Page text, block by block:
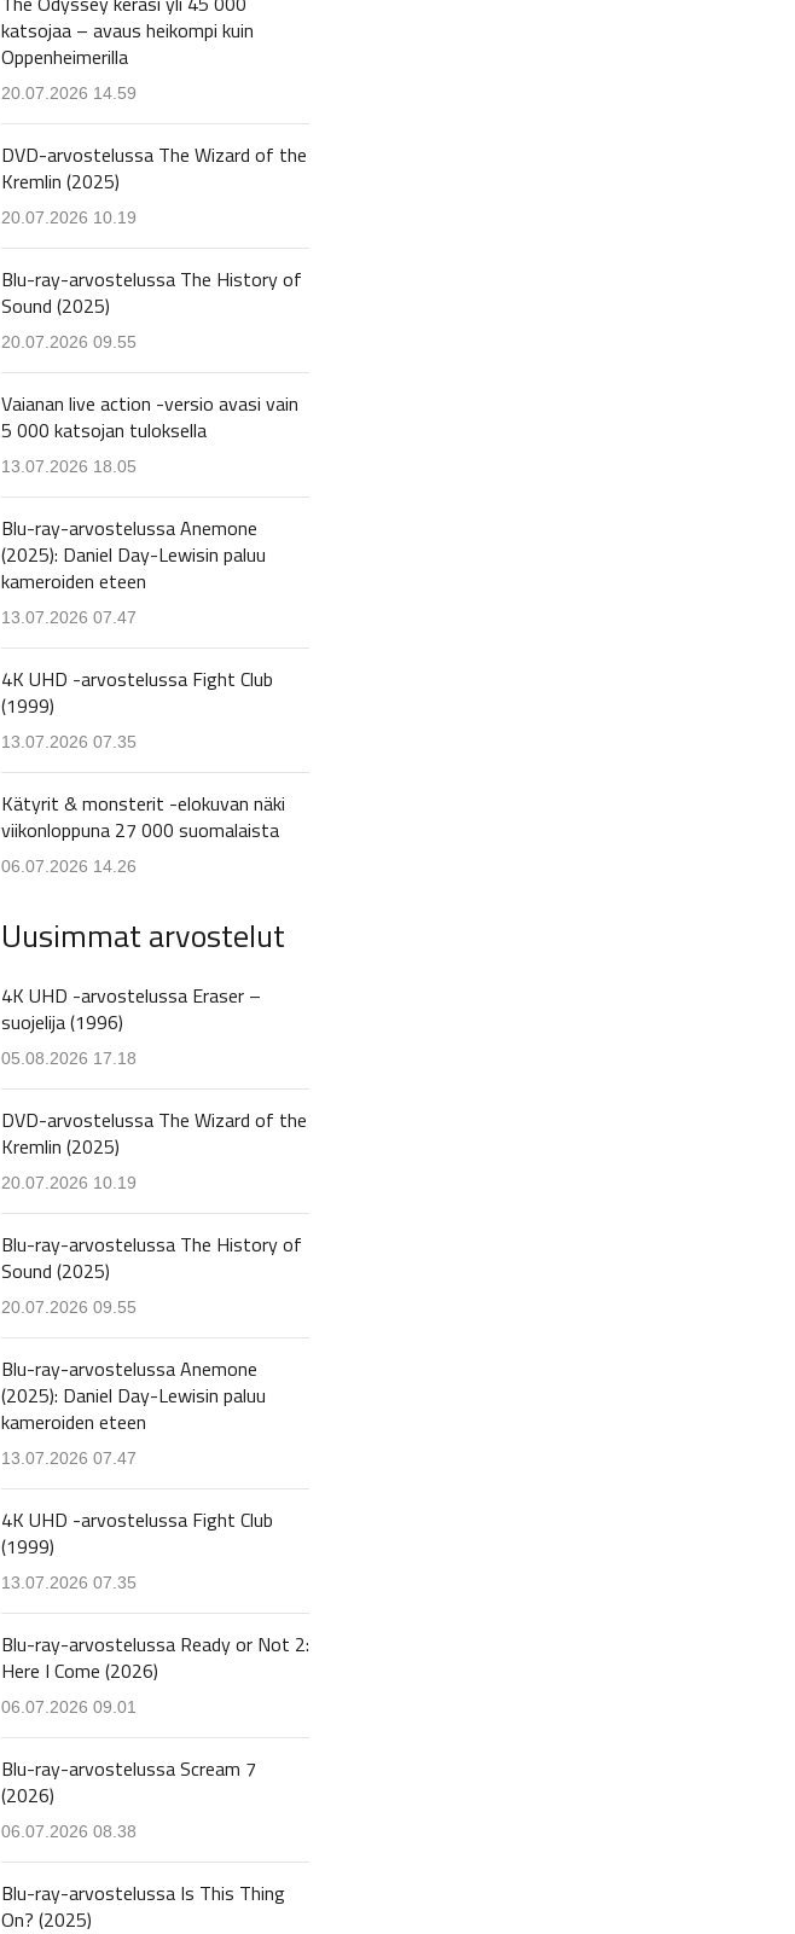
katsojaa – avaus heikompi kuin
Oppenheimerilla
20.07.2026 14.59
DVD-arvostelussa The Wizard of the
Kremlin (2025)
20.07.2026 10.19
Blu-ray-arvostelussa The History of
Sound (2025)
20.07.2026 09.55
Vaianan live action -versio avasi vain
5 000 katsojan tuloksella
13.07.2026 18.05
Blu-ray-arvostelussa Anemone
(2025): Daniel Day-Lewisin paluu
kameroiden eteen
13.07.2026 07.47
4K UHD -arvostelussa Fight Club
(1999)
13.07.2026 07.35
Kätyrit & monsterit -elokuvan näki
viikonloppuna 27 000 suomalaista
06.07.2026 14.26
Uusimmat arvostelut
4K UHD -arvostelussa Eraser –
suojelija (1996)
05.08.2026 17.18
DVD-arvostelussa The Wizard of the
Kremlin (2025)
20.07.2026 10.19
Blu-ray-arvostelussa The History of
Sound (2025)
20.07.2026 09.55
Blu-ray-arvostelussa Anemone
(2025): Daniel Day-Lewisin paluu
kameroiden eteen
13.07.2026 07.47
4K UHD -arvostelussa Fight Club
(1999)
13.07.2026 07.35
Blu-ray-arvostelussa Ready or Not 2:
Here I Come (2026)
06.07.2026 09.01
Blu-ray-arvostelussa Scream 7
(2026)
06.07.2026 08.38
Blu-ray-arvostelussa Is This Thing
On? (2025)